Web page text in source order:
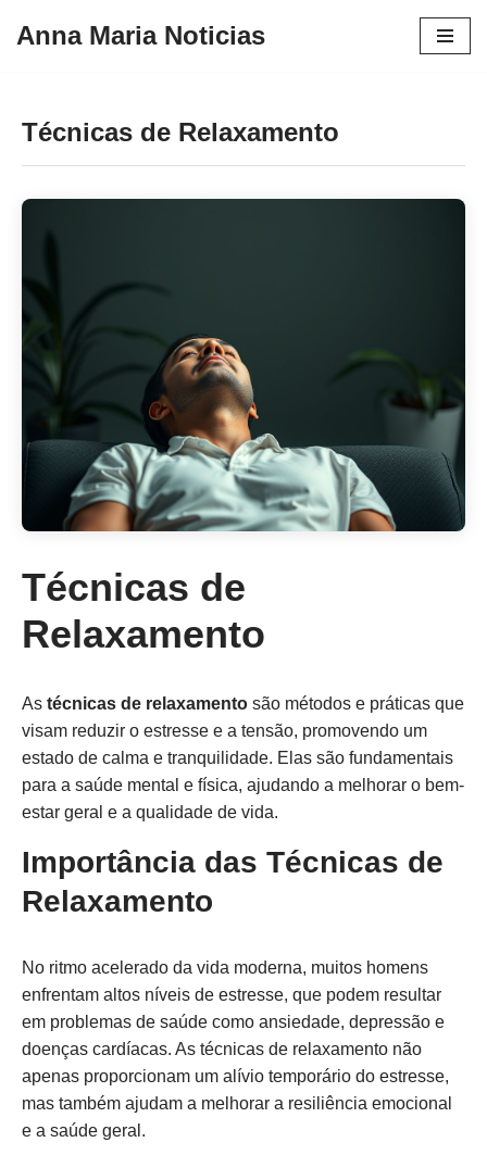
conteúdo
Anna Maria Noticias
Técnicas de Relaxamento
Técnicas de
Relaxamento
As técnicas de relaxamento são métodos e práticas que
visam reduzir o estresse e a tensão, promovendo um
estado de calma e tranquilidade. Elas são fundamentais
para a saúde mental e física, ajudando a melhorar o bem-
estar geral e a qualidade de vida.
Importância das Técnicas de
Relaxamento
No ritmo acelerado da vida moderna, muitos homens
enfrentam altos níveis de estresse, que podem resultar
em problemas de saúde como ansiedade, depressão e
doenças cardíacas. As técnicas de relaxamento não
apenas proporcionam um alívio temporário do estresse,
mas também ajudam a melhorar a resiliência emocional
e a saúde geral.